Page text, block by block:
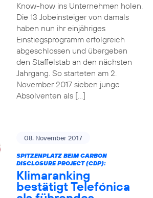
Know-how ins Unternehmen holen.
Die 13 Jobeinsteiger von damals
haben nun ihr einjähriges
Einstiegsprogramm erfolgreich
abgeschlossen und übergeben
den Staffelstab an den nächsten
Jahrgang. So starteten am 2.
November 2017 sieben junge
Absolventen als […]
08. November 2017
SPITZENPLATZ BEIM CARBON
DISCLOSURE PROJECT (CDP):
Klimaranking
bestätigt Telefónica